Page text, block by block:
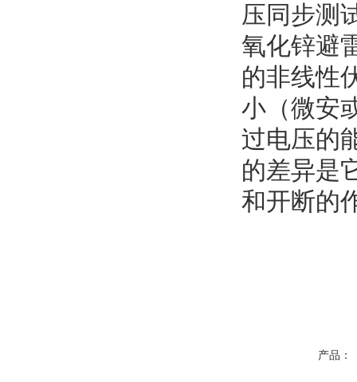
压同步测
氧化锌避
的非线性
小（微安
过电压的
的差异是
和开断的
产品：